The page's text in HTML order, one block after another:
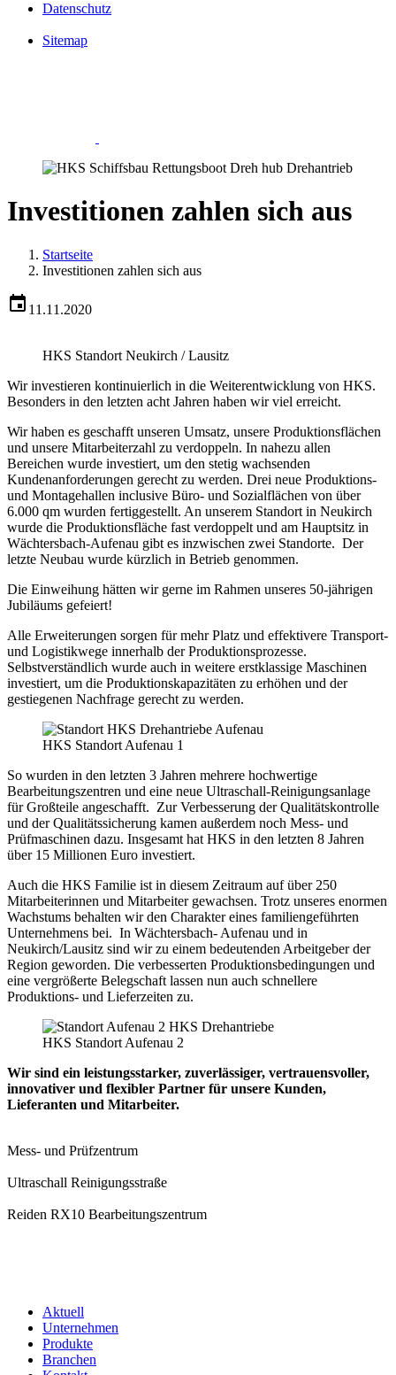
Datenschutz
Sitemap
Investitionen zahlen sich aus
Startseite
Investitionen zahlen sich aus
11.11.2020
HKS Standort Neukirch / Lausitz
Wir investieren kontinuierlich in die Weiterentwicklung von HKS.
Besonders in den letzten acht Jahren haben wir viel erreicht.
Wir haben es geschafft unseren Umsatz, unsere Produktionsflächen
und unsere Mitarbeiterzahl zu verdoppeln. In nahezu allen
Bereichen wurde investiert, um den stetig wachsenden
Kundenanforderungen gerecht zu werden. Drei neue Produktions-
und Montagehallen inclusive Büro- und Sozialflächen von über
6.000 qm wurden fertiggestellt. An unserem Standort in Neukirch
wurde die Produktionsfläche fast verdoppelt und am Hauptsitz in
Wächtersbach-Aufenau gibt es inzwischen zwei Standorte. Der
letzte Neubau wurde kürzlich in Betrieb genommen.
Die Einweihung hätten wir gerne im Rahmen unseres 50-jährigen
Jubiläums gefeiert!
Alle Erweiterungen sorgen für mehr Platz und effektivere Transport-
und Logistikwege innerhalb der Produktionsprozesse.
Selbstverständlich wurde auch in weitere erstklassige Maschinen
investiert, um die Produktionskapazitäten zu erhöhen und der
gestiegenen Nachfrage gerecht zu werden.
HKS Standort Aufenau 1
So wurden in den letzten 3 Jahren mehrere hochwertige
Bearbeitungszentren und eine neue Ultraschall-Reinigungsanlage
für Großteile angeschafft. Zur Verbesserung der Qualitätskontrolle
und der Qualitätssicherung kamen außerdem noch Mess- und
Prüfmaschinen dazu. Insgesamt hat HKS in den letzten 8 Jahren
über 15 Millionen Euro investiert.
Auch die HKS Familie ist in diesem Zeitraum auf über 250
Mitarbeiterinnen und Mitarbeiter gewachsen. Trotz unseres enormen
Wachstums behalten wir den Charakter eines familiengeführten
Unternehmens bei. In Wächtersbach- Aufenau und in
Neukirch/Lausitz sind wir zu einem bedeutenden Arbeitgeber der
Region geworden. Die verbesserten Produktionsbedingungen und
eine vergrößerte Belegschaft lassen nun auch schnellere
Produktions- und Lieferzeiten zu.
HKS Standort Aufenau 2
Wir sind ein leistungsstarker, zuverlässiger, vertrauensvoller,
innovativer und flexibler Partner für unsere Kunden,
Lieferanten und Mitarbeiter.
Mess- und Prüfzentrum
Ultraschall Reinigungsstraße
Reiden RX10 Bearbeitungszentrum
Aktuell
Unternehmen
Produkte
Branchen